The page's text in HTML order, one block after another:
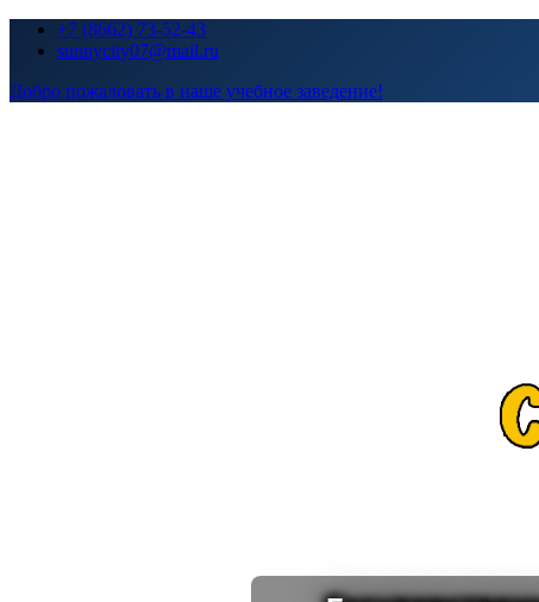
Перейти+7 (8662) 73-52-43
sunnycity07@mail.ru
Добро пожаловать в наше учебное заведение!